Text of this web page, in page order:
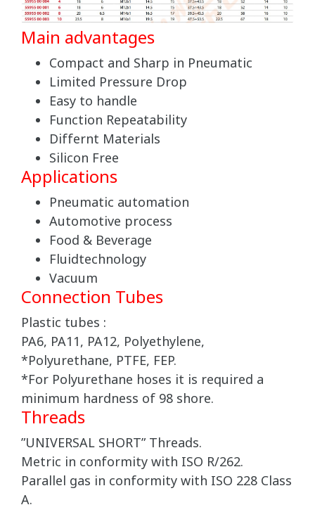
Main advantages
Compact and Sharp in Pneumatic
Limited Pressure Drop
Easy to handle
Function Repeatability
Differnt Materials
Silicon Free
Applications
Pneumatic automation
Automotive process
Food & Beverage
Fluidtechnology
Vacuum
Connection Tubes
Plastic tubes :
PA6, PA11, PA12, Polyethylene,
*Polyurethane, PTFE, FEP.
*For Polyurethane hoses it is required a
minimum hardness of 98 shore.
Threads
”UNIVERSAL SHORT” Threads.
Metric in conformity with ISO R/262.
Parallel gas in conformity with ISO 228 Class
A.